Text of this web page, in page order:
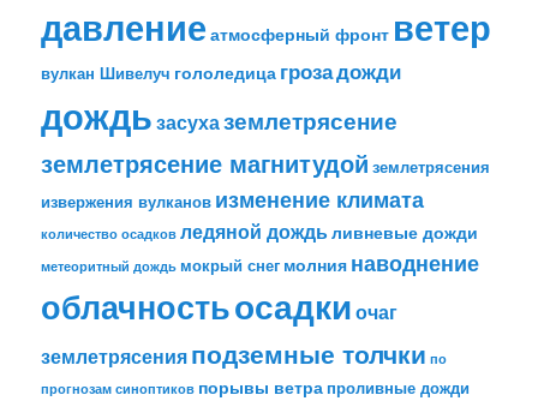
давление атмосферный фронт ветер
вулкан Шивелуч гололедица грозадожди
дождьзасухаземлетрясение
землетрясение магнитудой землетрясения
извержения вулканов изменение климата
количество осадков ледяной дождьливневые дожди
метеоритный дождь мокрый снег молния наводнение
облачностьосадкиочаг
землетрясенияподземные толчки по
прогнозам синоптиков порывы ветра проливные дожди